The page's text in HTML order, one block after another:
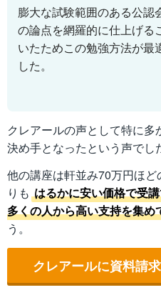
膨大な試験範囲のある公認
の論点を網羅的に仕上げる
いたためこの勉強方法が最
した。
クレアールの声として特に
決め手となったという声でし
他の講座は軒並み70万円ほ
りも はるかに安い価格で受
多くの人から高い支持を集め
う。
クレアールに資料請